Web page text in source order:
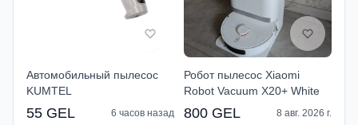
Автомобильный пылесос
KUMTEL
55 GEL 6 часов назад
Робот пылесос Xiaomi
Robot Vacuum X20+ White
800 GEL 8 авг. 2026 г.